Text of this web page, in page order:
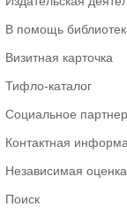
В помощь
Визитная карточка
Тифло-каталог
Социальное
Контактная
Независимая оценка
Поиск